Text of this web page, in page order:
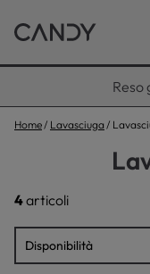
Paga
Home Lavasciuga
4articoli